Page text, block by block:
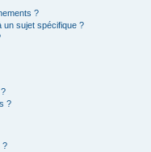
?
un sujet spécifique ?
?
?